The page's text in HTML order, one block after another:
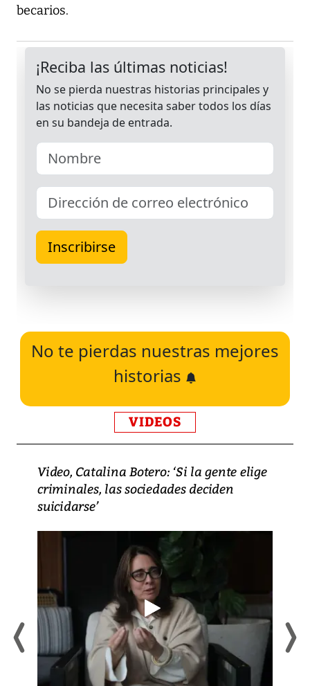
becarios.
No te pierdas nuestras mejores
historias
VIDEOS
Video, Catalina Botero: ‘Si la gente elige
criminales, las sociedades deciden
suicidarse’